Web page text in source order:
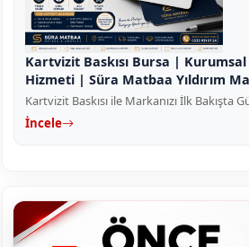
Kartvizit Baskısı Bursa |
Hizmeti | Süra Matbaa Yıldırım
Kartvizit Baskısı ile Markanızı İlk Bakışta
İncele